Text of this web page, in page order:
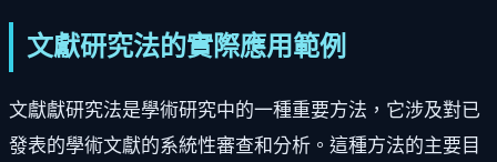
文獻研究法的實際應用範例
文獻獻研究法是學術研究中的一種重要方法，它涉及對已
發表的學術文獻的系統性審查和分析。這種方法的主要目